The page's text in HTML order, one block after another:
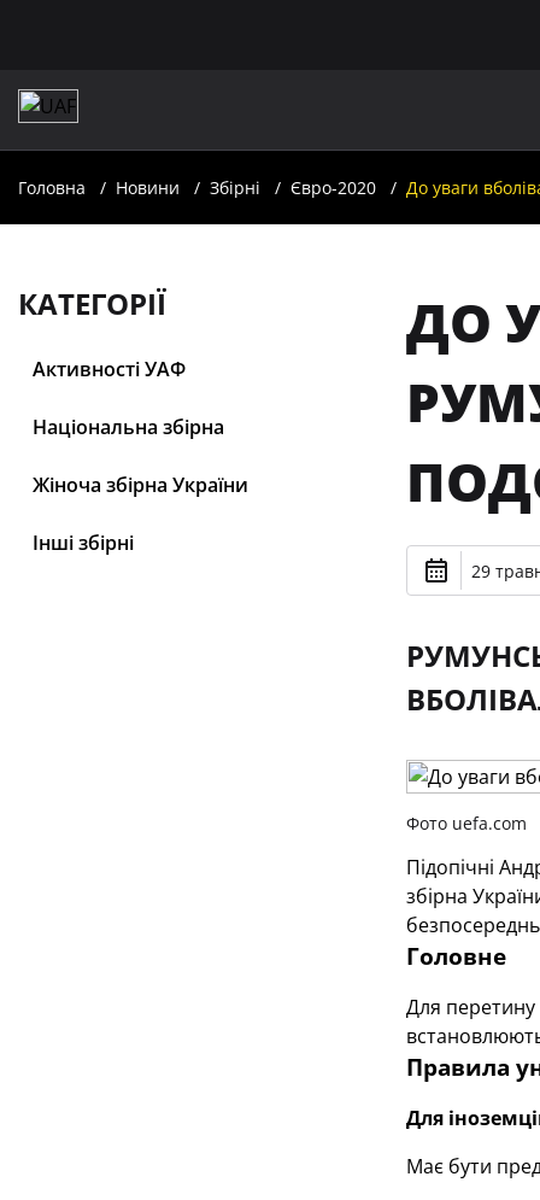
Головна Новини Збірні Євро-2020 До уваги
КАТЕГОРІЇ
Активності УАФ
Національна збірна
Жіноча збірна України
Інші збірні
ДО
29
Фото uefa.com
Підопічні
збірна
Головне
Для перетину
Правила
Для
Має бути